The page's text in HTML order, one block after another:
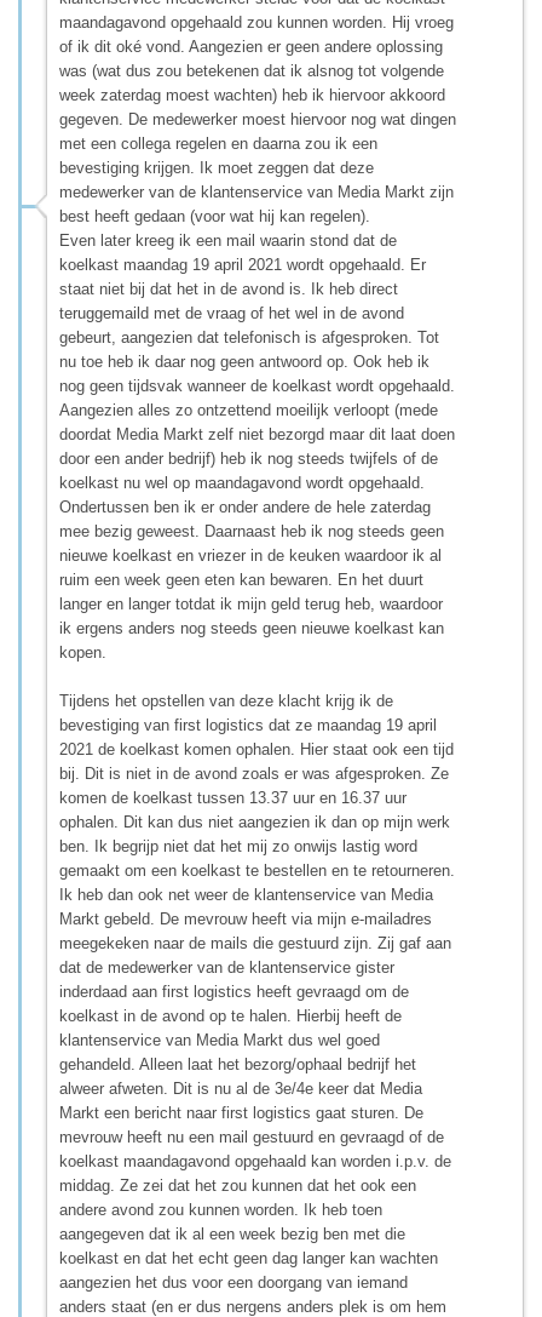
maandagavond opgehaald zou kunnen worden. Hij vroeg
of ik dit oké vond. Aangezien er geen andere oplossing
was (wat dus zou betekenen dat ik alsnog tot volgende
week zaterdag moest wachten) heb ik hiervoor akkoord
gegeven. De medewerker moest hiervoor nog wat dingen
met een collega regelen en daarna zou ik een
bevestiging krijgen. Ik moet zeggen dat deze
medewerker van de klantenservice van Media Markt zijn
best heeft gedaan (voor wat hij kan regelen).
Even later kreeg ik een mail waarin stond dat de
koelkast maandag 19 april 2021 wordt opgehaald. Er
staat niet bij dat het in de avond is. Ik heb direct
teruggemaild met de vraag of het wel in de avond
gebeurt, aangezien dat telefonisch is afgesproken. Tot
nu toe heb ik daar nog geen antwoord op. Ook heb ik
nog geen tijdsvak wanneer de koelkast wordt opgehaald.
Aangezien alles zo ontzettend moeilijk verloopt (mede
doordat Media Markt zelf niet bezorgd maar dit laat doen
door een ander bedrijf) heb ik nog steeds twijfels of de
koelkast nu wel op maandagavond wordt opgehaald.
Ondertussen ben ik er onder andere de hele zaterdag
mee bezig geweest. Daarnaast heb ik nog steeds geen
nieuwe koelkast en vriezer in de keuken waardoor ik al
ruim een week geen eten kan bewaren. En het duurt
langer en langer totdat ik mijn geld terug heb, waardoor
ik ergens anders nog steeds geen nieuwe koelkast kan
kopen.
Tijdens het opstellen van deze klacht krijg ik de
bevestiging van first logistics dat ze maandag 19 april
2021 de koelkast komen ophalen. Hier staat ook een tijd
bij. Dit is niet in de avond zoals er was afgesproken. Ze
komen de koelkast tussen 13.37 uur en 16.37 uur
ophalen. Dit kan dus niet aangezien ik dan op mijn werk
ben. Ik begrijp niet dat het mij zo onwijs lastig word
gemaakt om een koelkast te bestellen en te retourneren.
Ik heb dan ook net weer de klantenservice van Media
Markt gebeld. De mevrouw heeft via mijn e-mailadres
meegekeken naar de mails die gestuurd zijn. Zij gaf aan
dat de medewerker van de klantenservice gister
inderdaad aan first logistics heeft gevraagd om de
koelkast in de avond op te halen. Hierbij heeft de
klantenservice van Media Markt dus wel goed
gehandeld. Alleen laat het bezorg/ophaal bedrijf het
alweer afweten. Dit is nu al de 3e/4e keer dat Media
Markt een bericht naar first logistics gaat sturen. De
mevrouw heeft nu een mail gestuurd en gevraagd of de
koelkast maandagavond opgehaald kan worden i.p.v. de
middag. Ze zei dat het zou kunnen dat het ook een
andere avond zou kunnen worden. Ik heb toen
aangegeven dat ik al een week bezig ben met die
koelkast en dat het echt geen dag langer kan wachten
aangezien het dus voor een doorgang van iemand
anders staat (en er dus nergens anders plek is om hem